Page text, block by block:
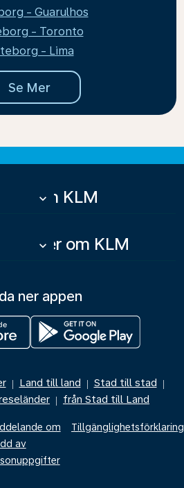
- Guarulhos
- Toronto
- Lima
Se Mer
Om KLM
keyboard_arrow_down
Mer om KLM
keyboard_arrow_down
ner appen
| Land till land | Stad till stad |
| från Stad till Land
om
av
Tillgänglighetsförklaring